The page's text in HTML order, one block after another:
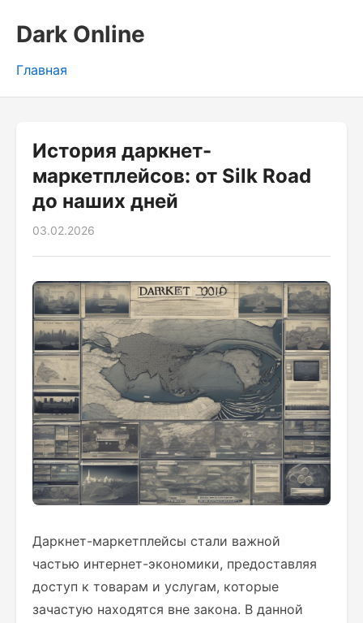
Dark Online
Главная
История даркнет-
маркетплейсов: от Silk Road
до наших дней
03.02.2026
Даркнет-маркетплейсы стали важной
частью интернет-экономики, предоставляя
доступ к товарам и услугам, которые
зачастую находятся вне закона. В данной